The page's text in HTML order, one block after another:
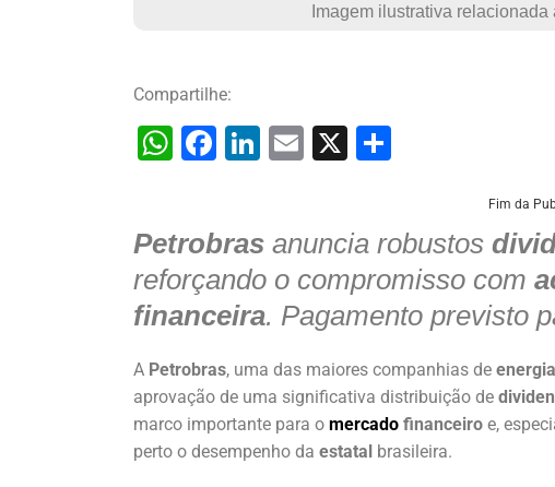
Imagem ilustrativa
Compartilhe:
W
s
A
p
p
F
e
b
o
k
Li
e
dI
n
E
l
X
e
Fim da
Petrobras anuncia robustos
reforçando o compromisso com
financeira. Pagamento previsto
A Petrobras, uma das maiores companhias de energia
aprovação de uma significativa distribuição de
marco importante para o mercado financeiro e,
perto o desempenho da estatal brasileira.